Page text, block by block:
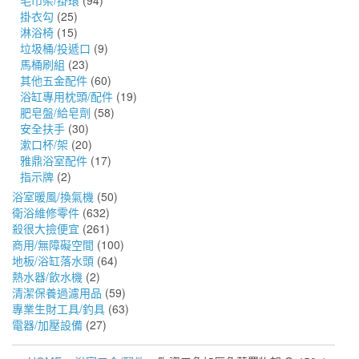
掛衣勾 (25)
淋浴椅 (15)
垃圾桶/投遞口 (9)
馬桶刷組 (23)
其他五金配件 (60)
浴缸專用枕頭/配件 (19)
肥皂盤/給皂劑 (58)
安全扶手 (30)
漱口杯/架 (20)
雅鼎浴室配件 (17)
指示牌 (2)
浴室暖風/換氣機 (50)
衛浴維修零件 (632)
殺很大撿便宜 (261)
商用/無障礙空間 (100)
地板/浴缸落水頭 (64)
熱水器/飲水機 (2)
清潔保養過濾用品 (59)
專業生財工具/釣具 (63)
電器/加壓設備 (27)